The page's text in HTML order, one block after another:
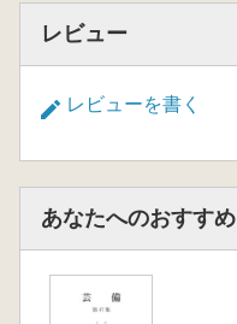
レビュー
レビューを書く
あなたへのおすすめ